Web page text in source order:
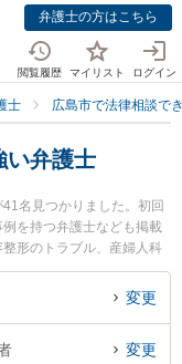
弁護士の方はこちら
閲覧履歴 マイリスト ログイン
士 広島市で法律相談で
い弁護士
名見つかりました。初回
を持つ弁護士なども掲載
形のトラブル、産婦人科
す。特に弁護士法人イマ
事務所の門脇 慧弁護士、
談したい』『歯科治療ミ
変更
変更